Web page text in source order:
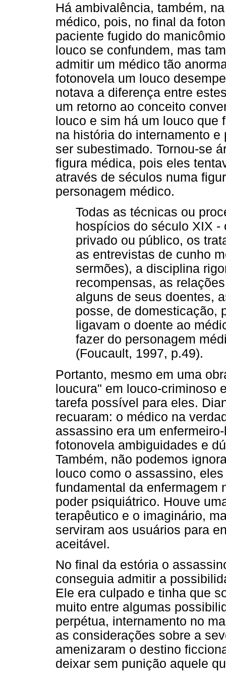
Há ambivalência, também,
médico, pois, no final da
paciente fugido do
louco se confundem, mas
admitir um médico tão
fotonovela um louco
notava a diferença entre
um retorno ao conceito
louco e sim há um louco que
na história do internamento
ser subestimado. Tornou-se
figura médica, pois eles
através de séculos numa
personagem médico.
Todas as técnicas ou
hospícios do século XIX
privado ou público, os
as entrevistas de cunho
sermões), a disciplina
recompensas, as
alguns de seus doentes,
posse, de domesticação,
ligavam o doente ao
fazer do personagem
(Foucault, 1997, p.49).
Portanto, mesmo em uma
loucura" em louco-criminoso
tarefa possível para eles.
recuaram: o médico na
assassino era um
fotonovela ambiguidades e
Também, não podemos
louco como o assassino,
fundamental da enfermagem
poder psiquiátrico. Houve
terapêutico e o imaginário,
serviram aos usuários para
aceitável.
No final da estória o
conseguia admitir a
Ele era culpado e tinha que
muito entre algumas
perpétua, internamento no
as considerações sobre a
amenizaram o destino
deixar sem punição aquele